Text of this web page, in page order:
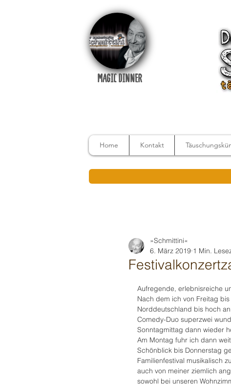
MAGIC DINNER
Home Kontakt
»Schmittini«
6. März 2019 1 Min.
Aufregende, erlebnisreiche
Nach dem ich von Freitag
Norddeutschland bis hoch
Comedy-Duo superzwei
Sonntagmittag dann wieder
Am Montag fuhr ich dann
Schönblick bis Donnerstag
Familienfestival musikalisch
auch von meiner ziemlich
sowohl bei unseren